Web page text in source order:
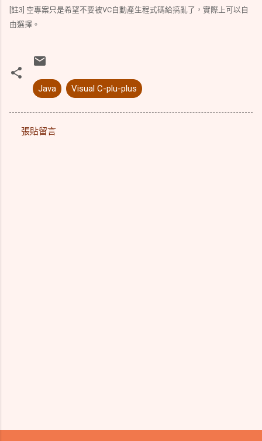
[註3] 空專案只是希望不要被VC自動產生程式碼給搞亂了，實際上可以自
由選擇。
Java Visual C-plu-plus
張貼留言